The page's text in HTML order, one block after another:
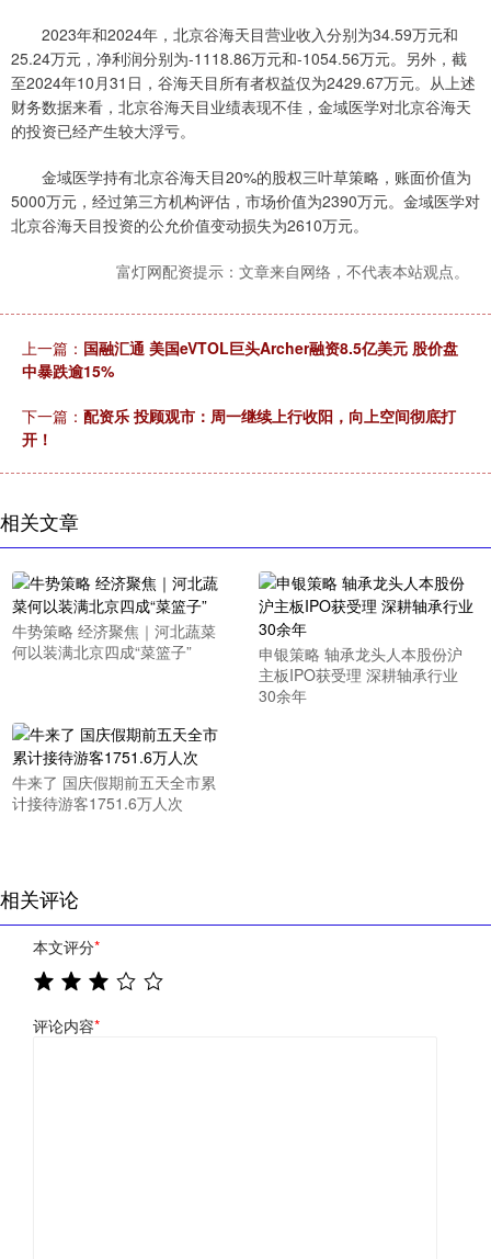
2023年和2024年，北京谷海天目营业收入分别为34.59万元和
25.24万元，净利润分别为-1118.86万元和-1054.56万元。另外，截
至2024年10月31日，谷海天目所有者权益仅为2429.67万元。从上述
财务数据来看，北京谷海天目业绩表现不佳，金域医学对北京谷海天
的投资已经产生较大浮亏。
金域医学持有北京谷海天目20%的股权三叶草策略，账面价值为
5000万元，经过第三方机构评估，市场价值为2390万元。金域医学对
北京谷海天目投资的公允价值变动损失为2610万元。
富灯网配资提示：文章来自网络，不代表本站观点。
上一篇： 国融汇通 美国eVTOL巨头Archer融资8.5亿美元 股价盘
中暴跌逾15%
下一篇： 配资乐 投顾观市：周一继续上行收阳，向上空间彻底打
开！
相关文章
牛势策略 经济聚焦｜河北蔬菜
何以装满北京四成“菜篮子”
申银策略 轴承龙头人本股份沪
主板IPO获受理 深耕轴承行业
30余年
牛来了 国庆假期前五天全市累
计接待游客1751.6万人次
相关评论
本文评分*
评论内容*